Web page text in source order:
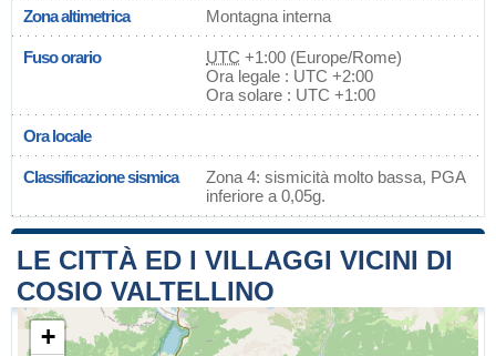
Zona altimetrica Montagna interna
Fuso orario UTC +1:00 (Europe/Rome)
Ora legale : UTC +2:00
Ora solare : UTC +1:00
Ora locale
Classificazione sismica
Zona 4: sismicità molto bassa, PGA
inferiore a 0,05g.
LE CITTÀ ED I VILLAGGI VICINI DI
COSIO VALTELLINO
+